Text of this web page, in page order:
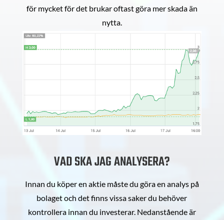
för mycket för det brukar oftast göra mer skada än
nytta.
VAD SKA JAG ANALYSERA?
Innan du köper en aktie måste du göra en analys på
bolaget och det finns vissa saker du behöver
kontrollera innan du investerar. Nedanstående är